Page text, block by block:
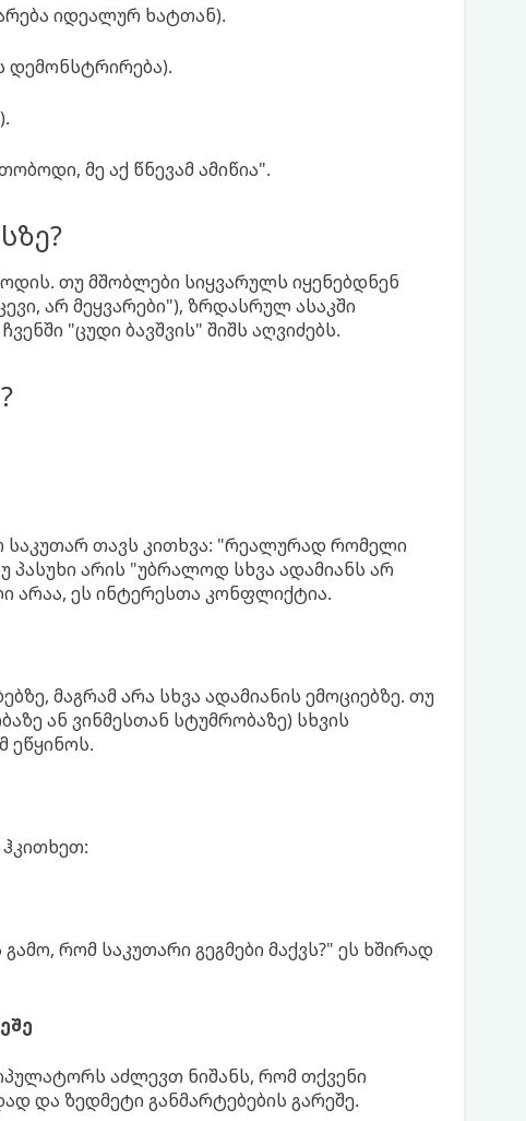
იდეალურ ხატთან).
დემონსტრირება).
მე აქ წნევამ ამიწია".
თუ მშობლები სიყვარულს იყენებდნენ
არ მეყვარები"), ზრდასრულ ასაკში
"ცუდი ბავშვის" შიშს აღვიძებს.
თავს კითხვა: "რეალურად რომელი
არის "უბრალოდ სხვა ადამიანს არ
არაა, ეს ინტერესთა კონფლიქტია.
მაგრამ არა სხვა ადამიანის ემოციებზე. თუ
ან ვინმესთან სტუმრობაზე) სხვის
ეწყინოს.
რომ საკუთარი გეგმები მაქვს?" ეს ხშირად
აძლევთ ნიშანს, რომ თქვენი
და ზედმეტი განმარტებების გარეშე.